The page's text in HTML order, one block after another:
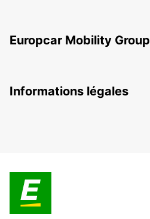
Europcar Mobility Group
Informations légales